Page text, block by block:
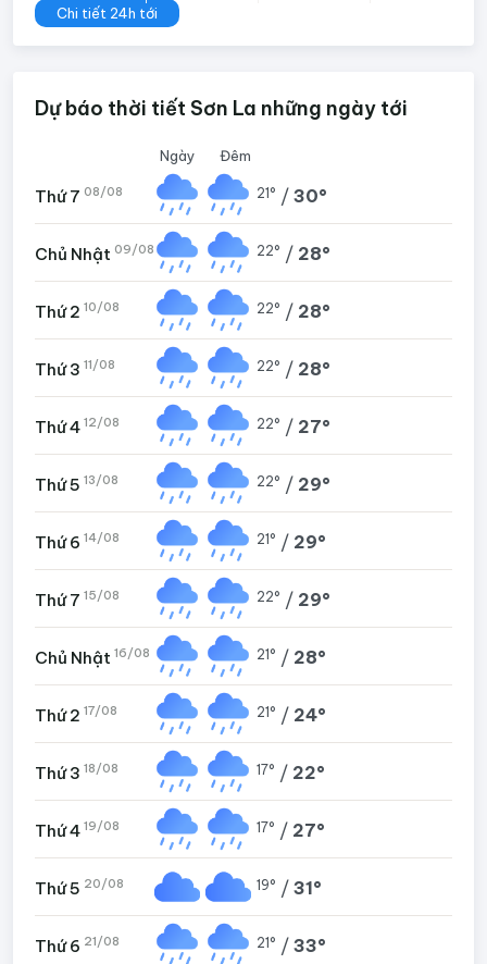
Chi tiết 24h tới
Dự báo thời tiết Sơn La những ngày tới
Ngày Đêm
Thứ 7 08/08 21° / 30°
Chủ Nhật 09/08 22° / 28°
Thứ 2 10/08 22° / 28°
Thứ 3 11/08 22° / 28°
Thứ 4 12/08 22° / 27°
Thứ 5 13/08 22° / 29°
Thứ 6 14/08 21° / 29°
Thứ 7 15/08 22° / 29°
Chủ Nhật 16/08 21° / 28°
Thứ 2 17/08 21° / 24°
Thứ 3 18/08 17° / 22°
Thứ 4 19/08 17° / 27°
Thứ 5 20/08 19° / 31°
Thứ 6 21/08 21° / 33°